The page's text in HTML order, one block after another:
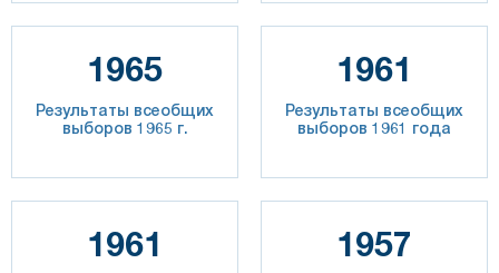
1965
Результаты всеобщих
выборов 1965 г.
1961
Результаты всеобщих
выборов 1961 года
1961 1957